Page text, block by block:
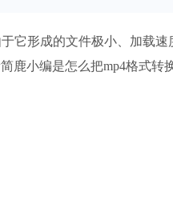
它形成的文件极小、加载速
鹿小编是怎么把mp4格式转